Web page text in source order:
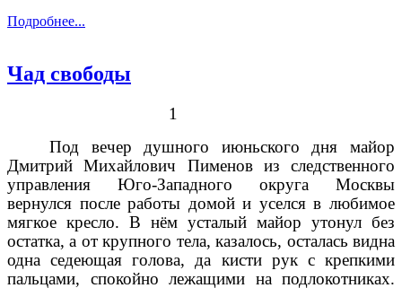
Подробнее...
Чад свободы
1
Под вечер душного июньского дня майор
Дмитрий Михайлович Пименов из следственного
управления Юго-Западного округа Москвы
вернулся после работы домой и уселся в любимое
мягкое кресло. В нём усталый майор утонул без
остатка, а от крупного тела, казалось, осталась видна
одна седеющая голова, да кисти рук с крепкими
пальцами, спокойно лежащими на подлокотниках.